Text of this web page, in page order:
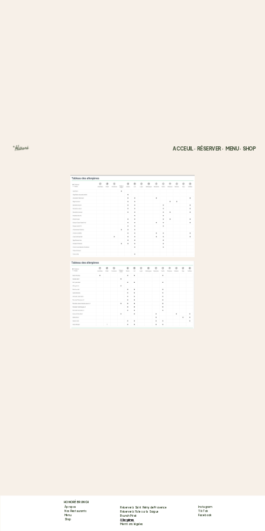
ACCEUIL · RÉSERVER· MENU· SHOP
HONORÉ BRUNCH
À propos
Nos Restaurants
Menu
Shop
Instagram
Tik Tok
Facebook
Réserver à Saint Rémy de Provence
Réserver à l'Isle sur la Sorgue
Brunch Privé
Allergènes
Mentions légales